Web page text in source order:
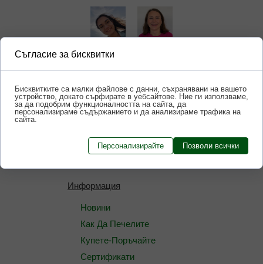
Добавки
Функционални Пакети
Информация
Новини
Как Да Печелите
Купете-Поръчайте
Сертификати
Съгласие за бисквитки
Бисквитките са малки файлове с данни, съхранявани на вашето
устройство, докато сърфирате в уебсайтове. Ние ги използваме,
за да подобрим функционалността на сайта, да
персонализираме съдържанието и да анализираме трафика на
сайта.
Персонализирайте Позволи всички